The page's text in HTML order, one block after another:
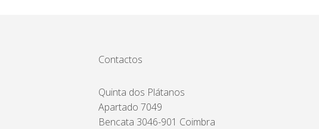
Contactos
Quinta dos Plátanos
Apartado 7049
Bencata 3046-901 Coimbra